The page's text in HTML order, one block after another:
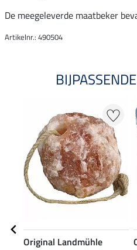
De meegeleverde maatbeker
Artikelnr.: 490504
Original Landmühle